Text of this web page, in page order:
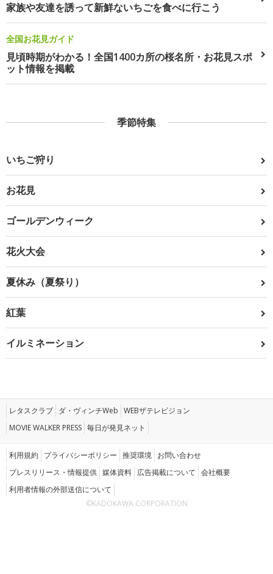
家族や友達を誘って新鮮ないちごを食べに行こう
全国お花見ガイド
見頃時期がわかる！全国1400カ所の桜名所・お花見スポ
ット情報を掲載
季節特集
いちご狩り
お花見
ゴールデンウィーク
花火大会
夏休み（夏祭り）
紅葉
イルミネーション
レタスクラブ ダ・ヴィンチWeb WEBザテレビジョン
MOVIE WALKER PRESS 毎日が発見ネット
利用規約 プライバシーポリシー 推奨環境 お問い合わせ
プレスリリース・情報提供 媒体資料 広告掲載について 会社概要
利用者情報の外部送信について
©KADOKAWA CORPORATION